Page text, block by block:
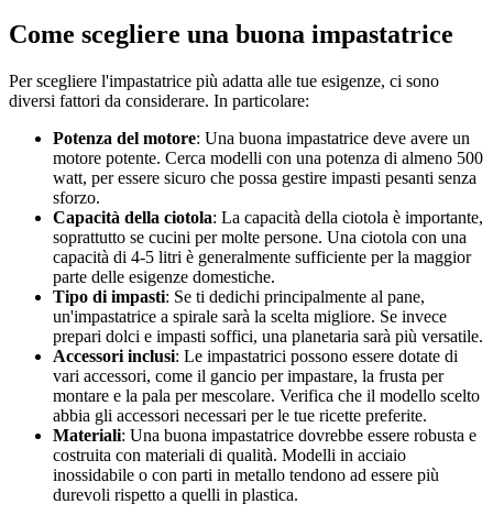
Come scegliere una buona impastatrice
Per scegliere l'impastatrice più adatta alle tue esigenze, ci sono
diversi fattori da considerare. In particolare:
Potenza del motore: Una buona impastatrice deve avere un
motore potente. Cerca modelli con una potenza di almeno 500
watt, per essere sicuro che possa gestire impasti pesanti senza
sforzo.
Capacità della ciotola: La capacità della ciotola è importante,
soprattutto se cucini per molte persone. Una ciotola con una
capacità di 4-5 litri è generalmente sufficiente per la maggior
parte delle esigenze domestiche.
Tipo di impasti: Se ti dedichi principalmente al pane,
un'impastatrice a spirale sarà la scelta migliore. Se invece
prepari dolci e impasti soffici, una planetaria sarà più versatile.
Accessori inclusi: Le impastatrici possono essere dotate di
vari accessori, come il gancio per impastare, la frusta per
montare e la pala per mescolare. Verifica che il modello scelto
abbia gli accessori necessari per le tue ricette preferite.
Materiali: Una buona impastatrice dovrebbe essere robusta e
costruita con materiali di qualità. Modelli in acciaio
inossidabile o con parti in metallo tendono ad essere più
durevoli rispetto a quelli in plastica.